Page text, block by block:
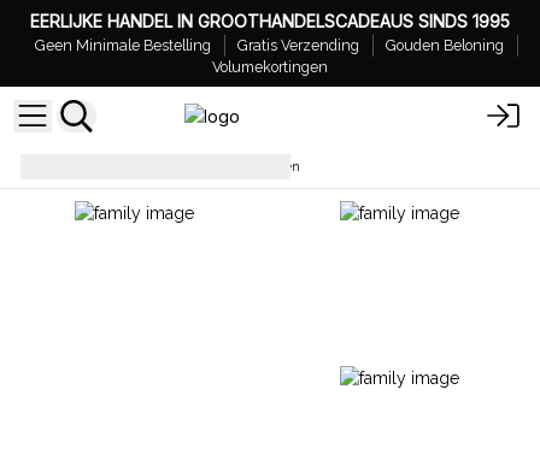
EERLIJKE HANDEL IN GROOTHANDELSCADEAUS SINDS 1995
Geen Minimale Bestelling Gratis Verzending
Gouden Beloning
Volumekortingen
Zeep Bloemen